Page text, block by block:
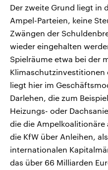
Der zweite Grund liegt in
Ampel-Parteien, keine
Zwängen der
wieder eingehalten
Spielräume etwa bei der
Klimaschutzinvestitionen
liegt hier im
Darlehen, die zum
Heizungs- oder
die die
die KfW über Anleihen,
internationalen
das über 66 Milliarden